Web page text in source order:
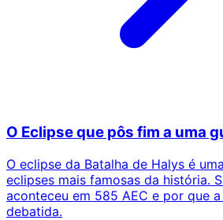
O Eclipse que pôs fim a uma
O eclipse da Batalha de Halys é
eclipses mais famosas da história.
aconteceu em 585 AEC e por que
debatida.